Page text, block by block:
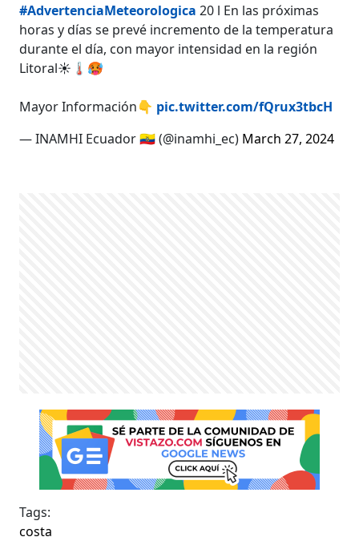
#AdvertenciaMeteorologica 20 l En las próximas
horas y días se prevé incremento de la temperatura
durante el día, con mayor intensidad en la región
Litoral☀️🌡️🥵
Mayor Información👇 pic.twitter.com/fQrux3tbcH
— INAMHI Ecuador 🇪🇨 (@inamhi_ec) March 27, 2024
Tags:
costa